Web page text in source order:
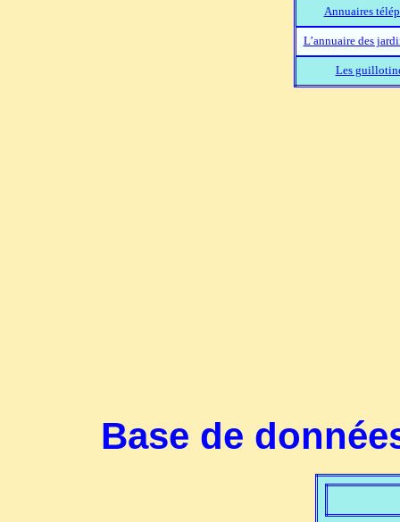
Annuaires
L’annuaire des
Les
Base de